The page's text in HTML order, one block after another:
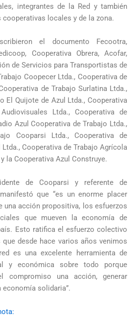
integrantes de la Red y también
locales y de la zona.
el documento Fecootra,
Cooperativa Obrera, Acofar,
de Servicios para Transportistas de
Coopecer Ltda., Cooperativa de
de Trabajo Surlatina Ltda.,
El Quijote de Azul Ltda., Cooperativa
Ltda., Cooperativa de
Azul Cooperativa de Trabajo Ltda.,
Cooparsi Ltda., Cooperativa de
Cooperativa de Trabajo Agrícola
la Cooperativa Azul Construye.
de Cooparsi y referente de
que “es un enorme placer
una acción propositiva, los esfuerzos
que mueven la economía de
Esto ratifica el esfuerzo colectivo
desde hace varios años venimos
es una excelente herramienta de
y económica sobre todo porque
compromiso una acción, generar
solidaria”.